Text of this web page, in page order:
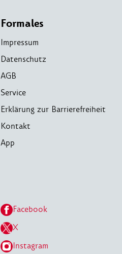
Formales
Impressum
Datenschutz
AGB
Service
Erklärung zur Barrierefreiheit
Kontakt
App
Facebook
X
Instagram